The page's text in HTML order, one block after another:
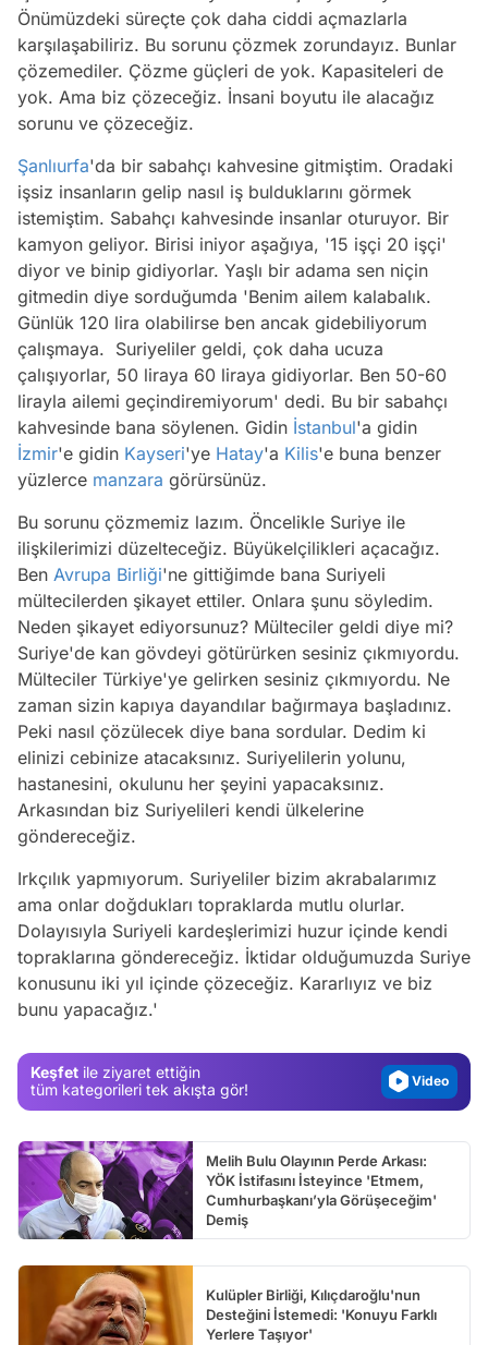
Önümüzdeki süreçte çok daha ciddi açmazlarla
karşılaşabiliriz. Bu sorunu çözmek zorundayız. Bunlar
çözemediler. Çözme güçleri de yok. Kapasiteleri de
yok. Ama biz çözeceğiz. İnsani boyutu ile alacağız
sorunu ve çözeceğiz.
Şanlıurfa'da bir sabahçı kahvesine gitmiştim. Oradaki
işsiz insanların gelip nasıl iş bulduklarını görmek
istemiştim. Sabahçı kahvesinde insanlar oturuyor. Bir
kamyon geliyor. Birisi iniyor aşağıya, '15 işçi 20 işçi'
diyor ve binip gidiyorlar. Yaşlı bir adama sen niçin
gitmedin diye sorduğumda 'Benim ailem kalabalık.
Günlük 120 lira olabilirse ben ancak gidebiliyorum
çalışmaya. Suriyeliler geldi, çok daha ucuza
çalışıyorlar, 50 liraya 60 liraya gidiyorlar. Ben 50-60
lirayla ailemi geçindiremiyorum' dedi. Bu bir sabahçı
kahvesinde bana söylenen. Gidin İstanbul'a gidin
İzmir'e gidin Kayseri'ye Hatay'a Kilis'e buna benzer
yüzlerce manzara görürsünüz.
Bu sorunu çözmemiz lazım. Öncelikle Suriye ile
ilişkilerimizi düzelteceğiz. Büyükelçilikleri açacağız.
Ben Avrupa Birliği'ne gittiğimde bana Suriyeli
mültecilerden şikayet ettiler. Onlara şunu söyledim.
Neden şikayet ediyorsunuz? Mülteciler geldi diye mi?
Suriye'de kan gövdeyi götürürken sesiniz çıkmıyordu.
Mülteciler Türkiye'ye gelirken sesiniz çıkmıyordu. Ne
zaman sizin kapıya dayandılar bağırmaya başladınız.
Peki nasıl çözülecek diye bana sordular. Dedim ki
elinizi cebinize atacaksınız. Suriyelilerin yolunu,
hastanesini, okulunu her şeyini yapacaksınız.
Arkasından biz Suriyelileri kendi ülkelerine
göndereceğiz.
Irkçılık yapmıyorum. Suriyeliler bizim akrabalarımız
ama onlar doğdukları topraklarda mutlu olurlar.
Dolayısıyla Suriyeli kardeşlerimizi huzur içinde kendi
topraklarına göndereceğiz. İktidar olduğumuzda Suriye
konusunu iki yıl içinde çözeceğiz. Kararlıyız ve biz
bunu yapacağız.'
Keşfet ile ziyaret ettiğin
tüm kategorileri tek akışta gör!
Video
Test
Video
Melih Bulu Olayının Perde Arkası:
YÖK İstifasını İsteyince 'Etmem,
Cumhurbaşkanı’yla Görüşeceğim'
Demiş
Kulüpler Birliği, Kılıçdaroğlu'nun
Desteğini İstemedi: 'Konuyu Farklı
Yerlere Taşıyor'